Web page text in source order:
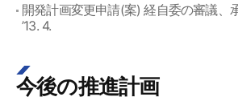
開発計画変更申請(案) 経自委の審議、
’13. 4.
今後の推進計画